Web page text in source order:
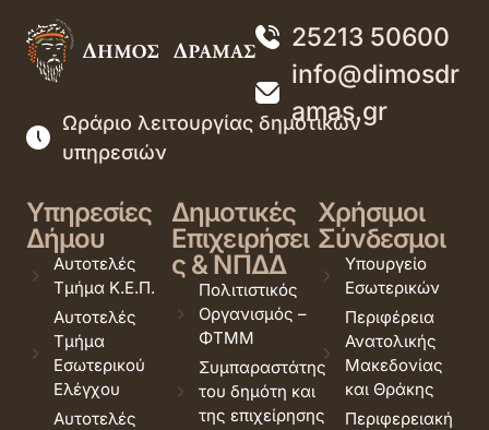
25213 50600
info@dimosdr
amas.gr
Ωράριο λειτουργίας δημοτικών
υπηρεσιών
Υπηρεσίες
Δήμου
Αυτοτελές
Τμήμα Κ.Ε.Π.
Αυτοτελές
Τμήμα
Εσωτερικού
Ελέγχου
Αυτοτελές
Δημοτικές
Επιχειρήσει
ς & ΝΠΔΔ
Πολιτιστικός
Οργανισμός –
ΦΤΜΜ
Συμπαραστάτης
του δημότη και
της επιχείρησης
Χρήσιμοι
Σύνδεσμοι
Υπουργείο
Εσωτερικών
Περιφέρεια
Ανατολικής
Μακεδονίας
και Θράκης
Περιφερειακή